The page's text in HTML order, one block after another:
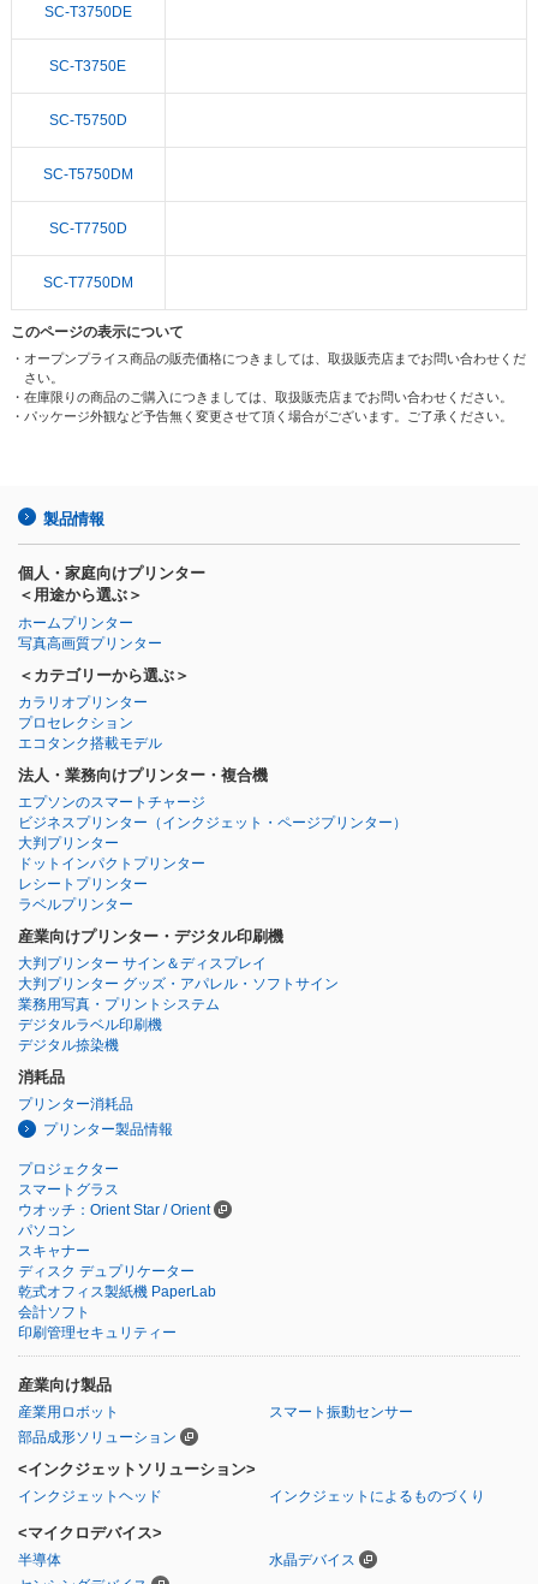
SC-T3750DE
SC-T3750E
SC-T5750D
SC-T5750DM
SC-T7750D
SC-T7750DM
このページの表示について
・オープンプライス商品の販売価格につきましては、取扱販売店までお問い合わせくだ
さい。
・在庫限りの商品のご購入につきましては、取扱販売店までお問い合わせください。
・パッケージ外観など予告無く変更させて頂く場合がございます。ご了承ください。
製品情報
個人・家庭向けプリンター
＜用途から選ぶ＞
ホームプリンター
写真高画質プリンター
＜カテゴリーから選ぶ＞
カラリオプリンター
プロセレクション
エコタンク搭載モデル
法人・業務向けプリンター・複合機
エプソンのスマートチャージ
ビジネスプリンター （インクジェット・ページプリンター）
大判プリンター
ドットインパクトプリンター
レシートプリンター
ラベルプリンター
産業向けプリンター・デジタル印刷機
大判プリンター サイン＆ディスプレイ
大判プリンター グッズ・アパレル・ソフトサイン
業務用写真・プリントシステム
デジタルラベル印刷機
デジタル捺染機
消耗品
プリンター消耗品
プリンター製品情報
プロジェクター
スマートグラス
ウオッチ：Orient Star / Orient
パソコン
スキャナー
ディスク デュプリケーター
乾式オフィス製紙機 PaperLab
会計ソフト
印刷管理セキュリティー
産業向け製品
産業用ロボット
スマート振動センサー
部品成形ソリューション
<インクジェットソリューション>
インクジェットヘッド インクジェットによるものづくり
<マイクロデバイス>
半導体
水晶デバイス